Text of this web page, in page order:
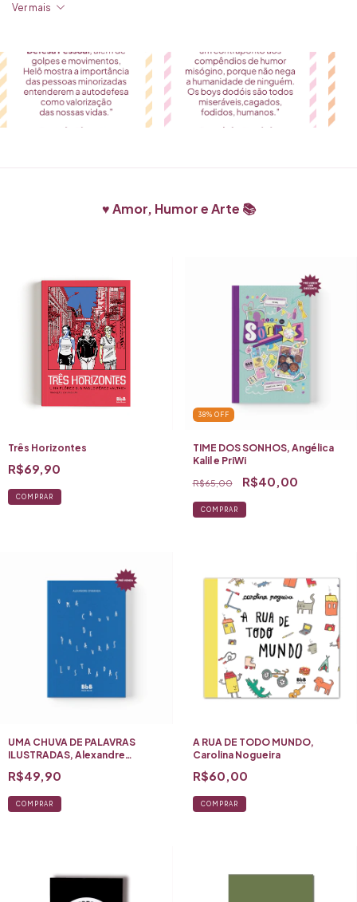
resiliência feminina
retrato da vida profissional e pessoal na Colômbia contemporânea
. A narrativa
aborda temas como omachismo, a memória coletiva e o impacto do patriarcado
evidenciando como essasmulheres buscam transformação social e
independência.
A edição brasileira conta com o apoio do programa Reading Colombia, e contará
uma turnê de lançamento com a presença dos autores:
17h - Apresentação e sessão de autógrafos
9/8 - FLIPEI - Festa Literária Pirata das Editoras Independentes
todas as mulheres latinas vivem sob as mesmas vicissitudes e violências patriarcais.
Entender este problema como coletivo nos aproxima e fortalece nossas lutas.”
Giovana Madalosso
“Ao retratar vulnerabilidades e formas de resistência, esta obra fala não apenas de
mulheres colombianas, mas de qualquer pessoa latino-americana que reconheça
na própria vida a experiência da luta diária. Uma narrativa que coloca histórias
periféricas no centro e acompanha quem insiste em construir horizontes mais
amplos para si e para os outros”
Autores: Lina Flórez (roteiro) e Pablo Pérez (arte) <Altais>
Tradução: Lívia Aguiar
Formato: 15,5 x 22 cm
80 páginas
4x4 cores
ISBN 9786502200490
Ver mais
♥️ Amor, Humor e Arte 📚
Três Horizontes
R$69,90
38% OFF
TIME DOS SONHOS, Angélica
Kalil e PriWi
R$65,00 R$40,00
UMA CHUVA DE PALAVRAS
ILUSTRADAS, Alexandre
Oyamada
R$49,90
A RUA DE TODO MUNDO,
Carolina Nogueira
R$60,00